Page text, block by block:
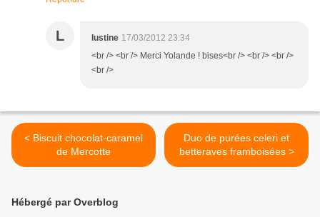
L lustine 17/03/2012 23:34
<br /> <br /> Merci Yolande ! bises<br /> <br /> <br />
<br />
< Biscuit chocolat-caramel
de Mercotte
Duo de purées celeri et
betteraves framboisées >
Hébergé par Overblog